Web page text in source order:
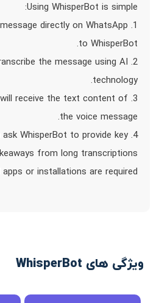
Using WhisperBot is simple:
message directly on WhatsApp
to WhisperBot.
the message using AI
technology.
will receive the text content of
the voice message.
ask WhisperBot to provide key
from long transcriptions.
or installations are required
ویژگی های WhisperBot